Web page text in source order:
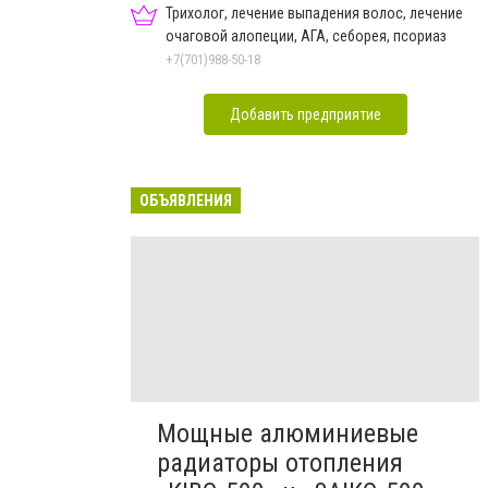
Трихолог, лечение выпадения волос, лечение
очаговой алопеции, АГА, себорея, псориаз
+7(701)988-50-18
Добавить предприятие
ОБЪЯВЛЕНИЯ
Мощные алюминиевые
радиаторы отопления